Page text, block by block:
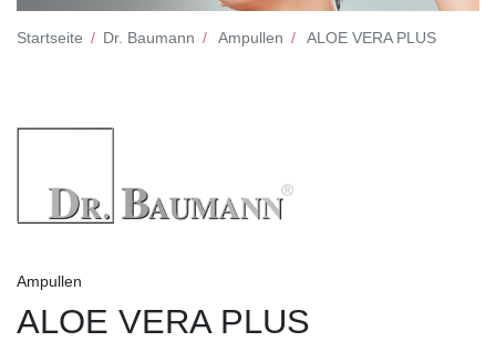
Startseite Dr. Baumann Ampullen ALOE VERA PLUS
Ampullen
ALOE VERA PLUS